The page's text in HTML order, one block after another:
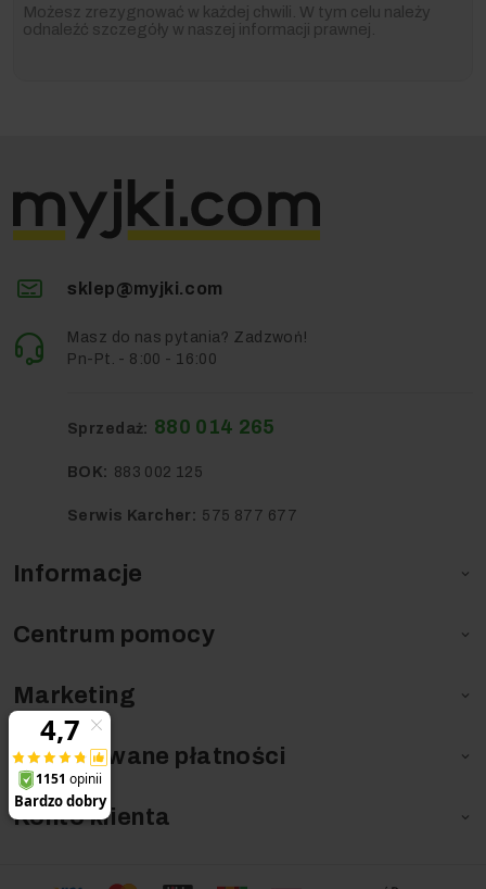
Możesz zrezygnować w każdej chwili. W tym celu należy
odnaleźć szczegóły w naszej informacji prawnej.
Informacje 
Centrum pomocy 
Marketing 
Obsługiwane płatności 
Konto klienta 
sklep@myjki.com
Masz do nas pytania? Zadzwoń!
Pn-Pt. - 8:00 - 16:00
Sprzedaż: 880 014 265
BOK: 883 002 125
Serwis Karcher: 575 877 677